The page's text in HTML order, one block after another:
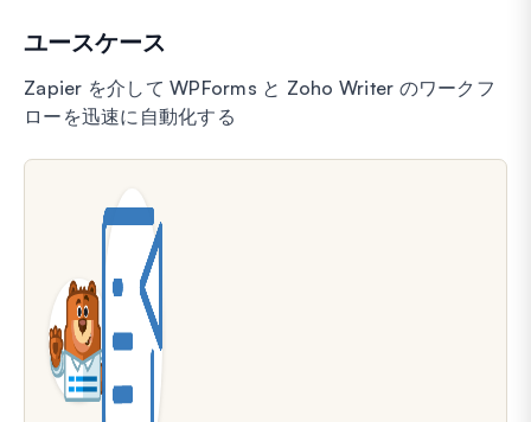
ユースケース
Zapier を介して WPForms と Zoho Writer のワークフ
ローを迅速に自動化する